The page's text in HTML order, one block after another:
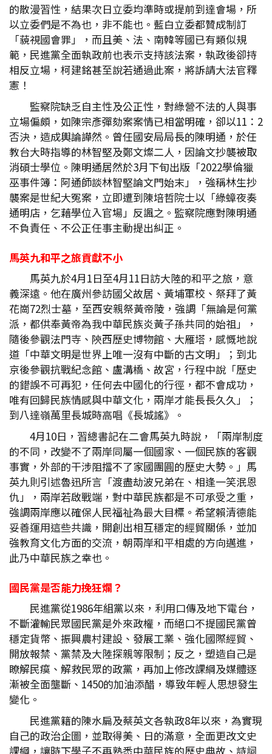
的散漫習性，結果次日立委均準時或提前到達會場，所
以立委們是不為也，非不能也。藍白立委都贊成制訂
「藐視國會罪」，而且美、法、南韓等國已有類似規
範，民進黨全面執政前也表示支持該法案，執政後卻持
相反立場，柯建銘甚至說若通過此案，將訴請大法官釋
憲！
監察院缺乏自主性及公正性，對綠營不法的人與事
立場偏頗，如陳宗彥彈劾案案情已相當明確，卻以11：2
否決，造成輿論譁然。曾任國安局局長的陳明通，於任
教台大時指導的林智堅及鄭文燦二人，因論文抄襲被取
消碩士學位。陳明通居然於3月下旬出版「2022學倫獵
巫事件簿：阿通師談林智堅論文門始末」，強稱林生抄
襲案是世紀大冤案，立即遭到陳培哲院士以「綠蟑夜奏
通明店，乞藉學位入官場」反諷之。監察院應對陳明通
不負責任、不公正任事主動提出糾正。
馬英九和平之旅貢獻不小
馬英九於4月1日至4月11日訪大陸的和平之旅，意
義深遠。他在廣州參訪國父故居、黃埔軍校、祭拜了黃
花崗72烈士墓，至西安親祭黃帝陵，強調「無論是何黨
派，都供奉黃帝為我中華民族炎黃子孫共同的始祖」，
隨後參觀法門寺、陝西歷史博物館、大雁塔，感慨地說
道「中華文明是世界上唯一沒有中斷的古文明」；到北
京後參觀抗戰紀念館、盧溝橋、故宮，行程中說「歷史
的錯誤不可再犯，任何去中國化的行徑，都不會成功，
唯有回歸民族情感與中華文化，兩岸才能長長久久」；
到八達嶺萬里長城時高唱《長城謠》。
4月10日，習總書記在二會馬英九時說，「兩岸制度
的不同，改變不了兩岸同屬一個國家、一個民族的客觀
事實，外部的干涉阻擋不了家國團圓的歷史大勢。」馬
英九則引述魯迅所言「渡盡劫波兄弟在、相逢一笑泯恩
仇」，兩岸若啟戰端，對中華民族都是不可承受之重，
強調兩岸應以確保人民福祉為最大目標。希望賴清德能
妥善運用這些共識，開創出相互穩定的經貿關係，並加
強教育文化方面的交流，朝兩岸和平相處的方向邁進，
此乃中華民族之幸也。
國民黨是否能力挽狂爛？
民進黨從1986年組黨以來，利用口傳及地下電台，
不斷灌輸民眾國民黨是外來政權，而絕口不提國民黨曾
穩定貨幣、振興農村建設、發展工業、強化國際經貿、
開放報禁、黨禁及大陸探親等限制；反之，塑造自己是
瞭解民瘼、解救民眾的政黨，再加上修改課綱及媒體逐
漸被全面壟斷、1450的加油添醋，導致年輕人思想發生
變化。
民進黨籍的陳水扁及蔡英文各執政8年以來，為實現
自己的政治企圖，並取得美、日的滿意，全面更改文史
課綱，讓時下學子不再熟悉中華民族的歷史典故、詩詞